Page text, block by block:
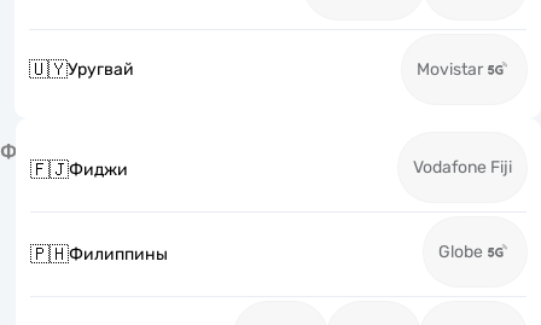
🇺🇾Уругвай Movistar
Ф
🇫🇯Фиджи Vodafone Fiji
🇵🇭Филиппины Globe